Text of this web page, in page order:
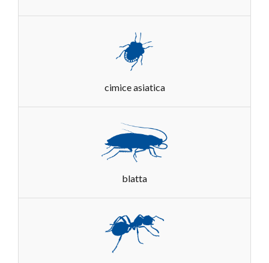
cimice asiatica
blatta